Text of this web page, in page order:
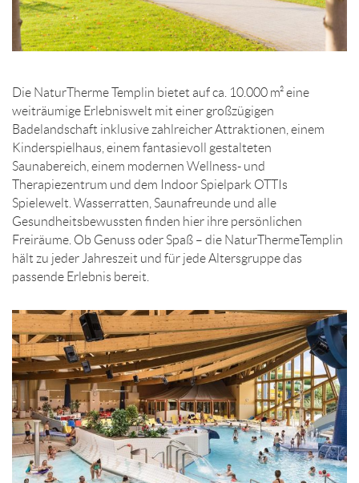
Die NaturTherme Templin bietet auf ca. 10.000 m² eine
weiträumige Erlebniswelt mit einer großzügigen
Badelandschaft inklusive zahlreicher Attraktionen, einem
Kinderspielhaus, einem fantasievoll gestalteten
Saunabereich, einem modernen Wellness- und
Therapiezentrum und dem Indoor Spielpark OTTIs
Spielewelt. Wasserratten, Saunafreunde und alle
Gesundheitsbewussten finden hier ihre persönlichen
Freiräume. Ob Genuss oder Spaß – die NaturThermeTemplin
hält zu jeder Jahreszeit und für jede Altersgruppe das
passende Erlebnis bereit.